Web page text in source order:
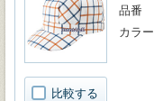
比較する
品番
カラー